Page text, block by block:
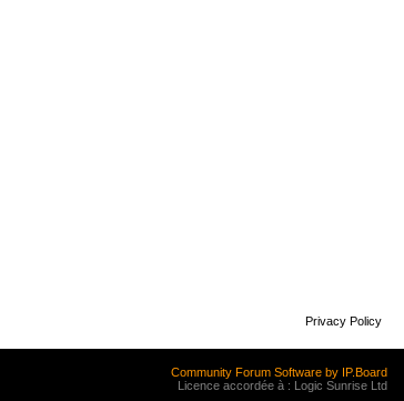
Privacy Policy
Community Forum Software by IP.Board
Licence accordée à : Logic Sunrise Ltd